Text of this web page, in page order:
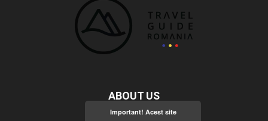
ABOUT US
Important! Acest site